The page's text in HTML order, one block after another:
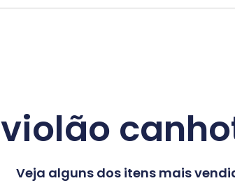
violão
Veja alguns dos itens mais